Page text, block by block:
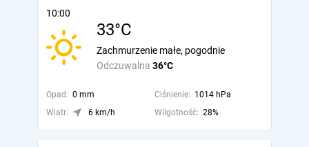
10:00
33°C
Odczuwalna 36°C
Zachmurzenie małe, pogodnie
Opad: 0 mm Ciśnienie: 1014 hPa
Wiatr:
6 km/h Wilgotność: 28%